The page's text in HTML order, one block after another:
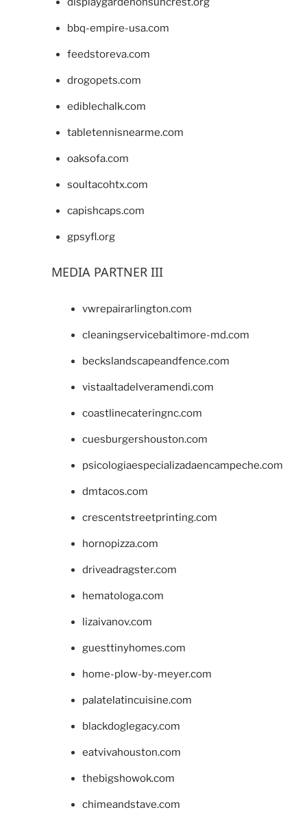
bbq-empire-usa.com
feedstoreva.com
drogopets.com
ediblechalk.com
tabletennisnearme.com
oaksofa.com
soultacohtx.com
capishcaps.com
gpsyfl.org
MEDIA PARTNER III
vwrepairarlington.com
cleaningservicebaltimore-md.com
beckslandscapeandfence.com
vistaaltadelveramendi.com
coastlinecateringnc.com
cuesburgershouston.com
psicologiaespecializadaencampeche.com
dmtacos.com
crescentstreetprinting.com
hornopizza.com
driveadragster.com
hematologa.com
lizaivanov.com
guesttinyhomes.com
home-plow-by-meyer.com
palatelatincuisine.com
blackdoglegacy.com
eatvivahouston.com
thebigshowok.com
chimeandstave.com